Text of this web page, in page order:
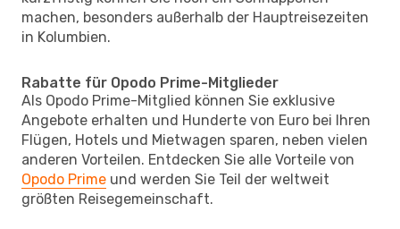
machen, besonders außerhalb der Hauptreisezeiten
in Kolumbien.
Rabatte für Opodo Prime-Mitglieder
Als Opodo Prime-Mitglied können Sie exklusive
Angebote erhalten und Hunderte von Euro bei Ihren
Flügen, Hotels und Mietwagen sparen, neben vielen
anderen Vorteilen. Entdecken Sie alle Vorteile von
Opodo Prime und werden Sie Teil der weltweit
größten Reisegemeinschaft.